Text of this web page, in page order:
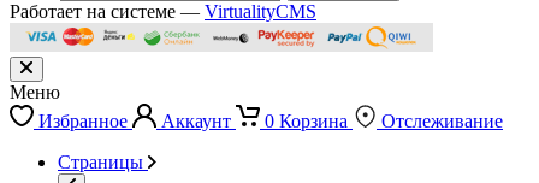
Работает на системе — VirtualityCMS
Меню
Избранное
Аккаунт 0 Корзина
Отслеживание
Страницы